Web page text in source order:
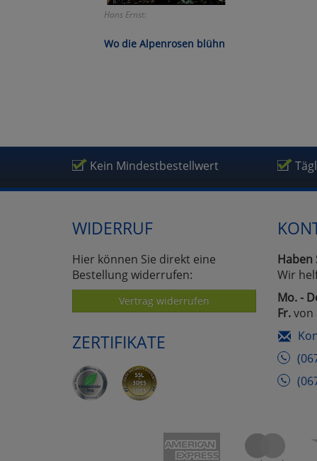
Hans Ernst:
Wo die Alpenrosen blühn
Kein Mindestbestellwert
WIDERRUF
Hier können Sie direkt eine
Bestellung widerrufen:
Vertrag widerrufen
ZERTIFIKATE
Haben
Wir
Mo. -
Fr.von